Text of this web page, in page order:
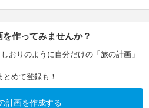
作ってみませんか？
おりのように自分だけの「旅の計画」
めて登録も！
計画を作成する